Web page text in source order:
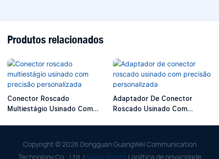
Produtos relacionados
Conector Roscado
Multiestágio Usinado Com
Adaptador De Conector
Roscado Usinado Com
Copyright © 2026 Dongguan GuangWei Communication
Technology Co., Ltd. | Mapa do site | política de privacidade